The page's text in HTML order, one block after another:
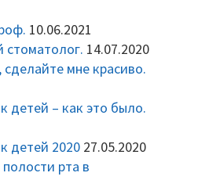
10.06.2021
стоматолог. 14.07.2020
мне красиво.
детей – как это было.
детей 2020 27.05.2020
рта в